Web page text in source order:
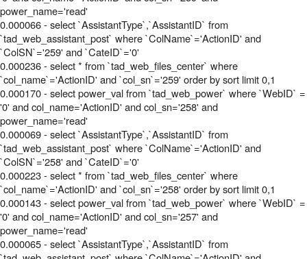
power_name='read'
0.000066 - select `AssistantType`,`AssistantID` from
`tad_web_assistant_post` where `ColName`='ActionID' and
`ColSN`='259' and `CateID`='0'
0.000236 - select * from `tad_web_files_center` where
`col_name`='ActionID' and `col_sn`='259' order by sort limit 0,1
0.000170 - select power_val from `tad_web_power` where `WebID` =
'0' and col_name='ActionID' and col_sn='258' and
power_name='read'
0.000069 - select `AssistantType`,`AssistantID` from
`tad_web_assistant_post` where `ColName`='ActionID' and
`ColSN`='258' and `CateID`='0'
0.000223 - select * from `tad_web_files_center` where
`col_name`='ActionID' and `col_sn`='258' order by sort limit 0,1
0.000143 - select power_val from `tad_web_power` where `WebID` =
'0' and col_name='ActionID' and col_sn='257' and
power_name='read'
0.000065 - select `AssistantType`,`AssistantID` from